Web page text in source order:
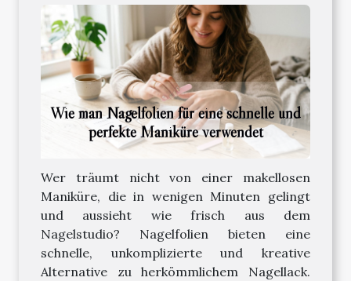
Wie man Nagelfolien für eine schnelle und
perfekte Maniküre verwendet
Wer träumt nicht von einer makellosen
Maniküre, die in wenigen Minuten gelingt
und aussieht wie frisch aus dem
Nagelstudio? Nagelfolien bieten eine
schnelle, unkomplizierte und kreative
Alternative zu herkömmlichem Nagellack.